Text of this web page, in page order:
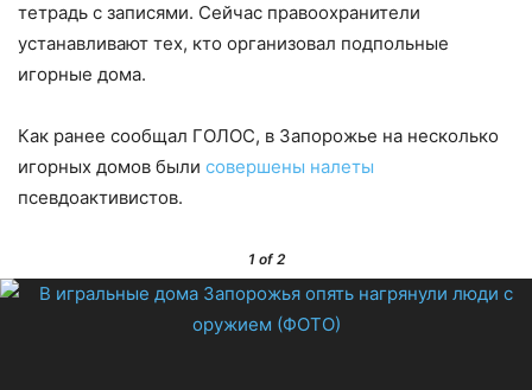
тетрадь с записями. Сейчас правоохранители
устанавливают тех, кто организовал подпольные
игорные дома.
Как ранее сообщал ГОЛОС, в Запорожье на несколько
игорных домов были совершены налеты
псевдоактивистов.
1of 2